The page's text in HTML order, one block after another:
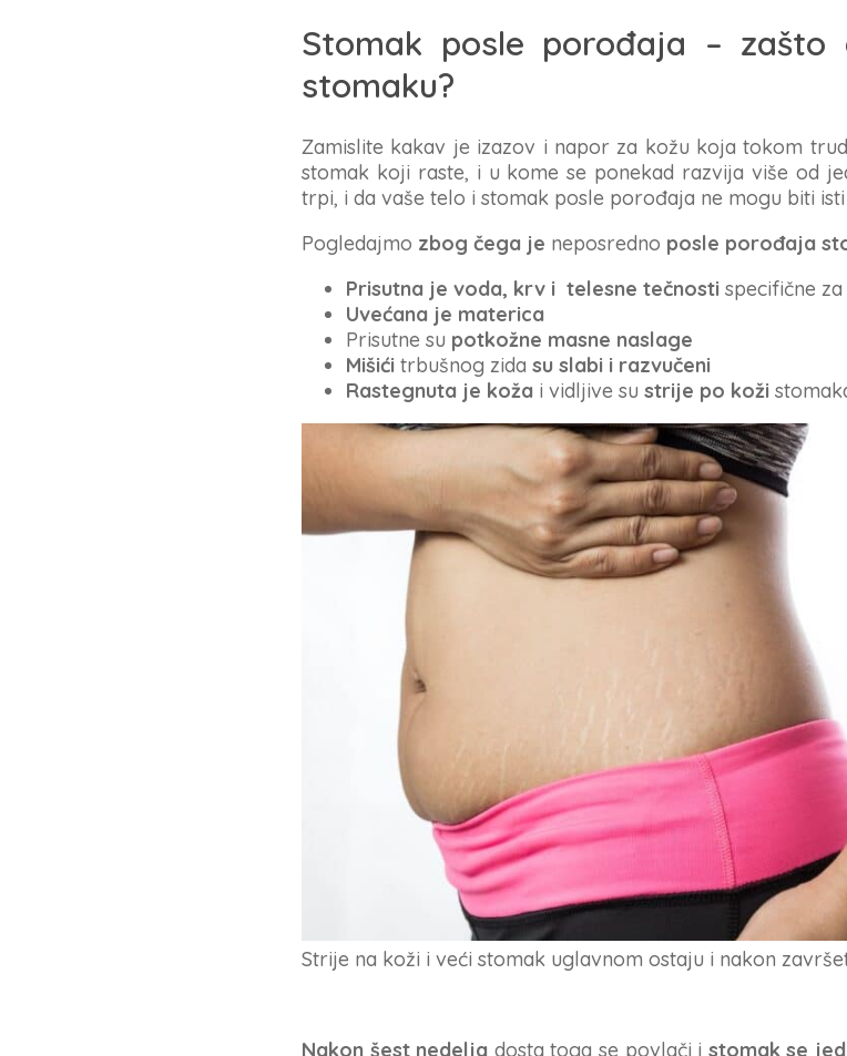
Stomak posle porođaja – zašto
stomaku?
Zamislite kakav je izazov i napor za kožu koja tokom
stomak koji raste, i u kome se ponekad razvija više od
trpi, i da vaše telo i stomak posle porođaja ne mogu biti
Pogledajmo zbog čega je neposredno posle porođaja
Prisutna je voda, krv i telesne tečnosti specifične
Uvećana je materica
Prisutne su potkožne masne naslage
Mišići trbušnog zida su slabi i razvučeni
Rastegnuta je koža i vidljive su strije po koži
Strije na koži i veći stomak uglavnom ostaju i nakon
Nakon šest nedelja dosta toga se povlači i stomak se